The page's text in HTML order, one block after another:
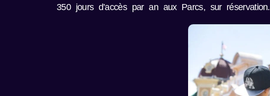
350 jours d’accès par an aux Parcs, sur réservation.